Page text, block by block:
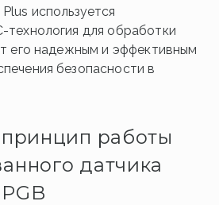
используется
технология для обработки
его надежным и эффективным
безопасности в
работы
датчика